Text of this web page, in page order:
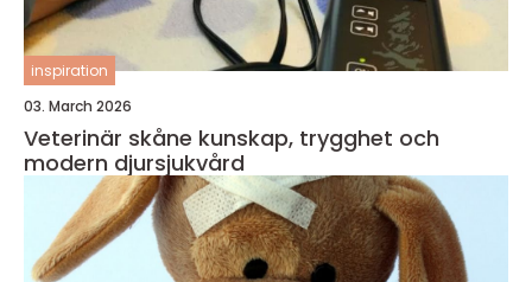
inspiration
03. March 2026
Veterinär skåne kunskap, trygghet och
modern djursjukvård